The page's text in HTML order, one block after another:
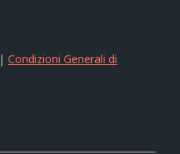
|Condizioni Generali di